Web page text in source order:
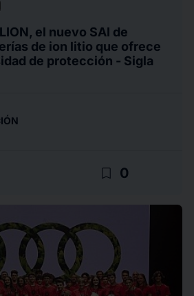
el nuevo SAI de
de ion litio que ofrece
de protección - Sigla
bookmark_border 0